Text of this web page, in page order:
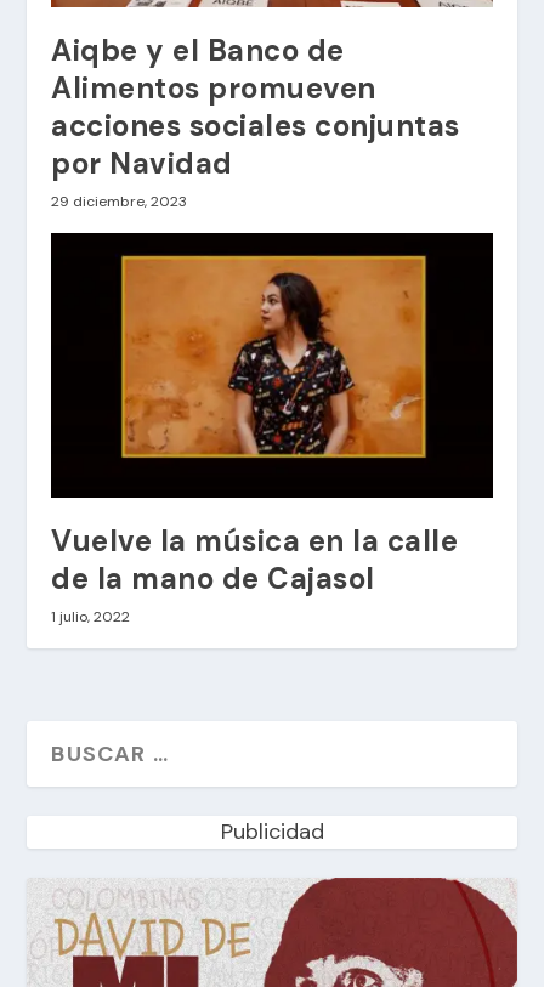
Aiqbe y el Banco de
Alimentos promueven
acciones sociales conjuntas
por Navidad
29 diciembre, 2023
Vuelve la música en la calle
de la mano de Cajasol
1 julio, 2022
Publicidad